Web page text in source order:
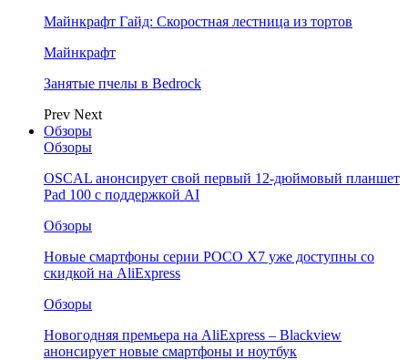
Майнкрафт Гайд: Скоростная лестница из тортов
Майнкрафт
Занятые пчелы в Bedrock
Prev Next
Обзоры
Обзоры
OSCAL анонсирует свой первый 12-дюймовый планшет
Pad 100 с поддержкой AI
Обзоры
Новые смартфоны серии POCO X7 уже доступны со
скидкой на AliExpress
Обзоры
Новогодняя премьера на AliExpress – Blackview
анонсирует новые смартфоны и ноутбук